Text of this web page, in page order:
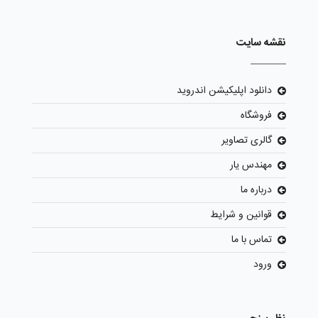
نقشه سایت
دانلود اپلیکیشن اندروید
فروشگاه
گالری تصاویر
مهندس یار
درباره ما
قوانین و شرایط
تماس با ما
ورود